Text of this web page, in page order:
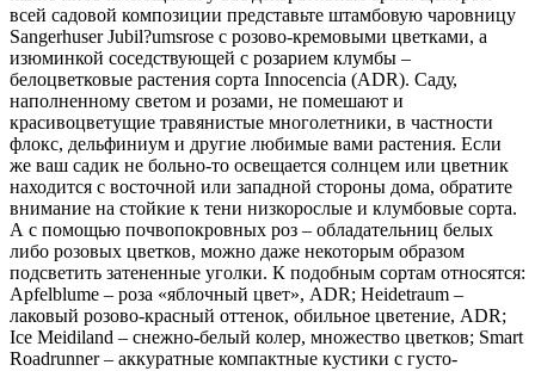
всей садовой композиции представьте штамбовую чаровницу
Sangerhuser Jubil?umsrose с розово-кремовыми цветками, а
изюминкой соседствующей с розарием клумбы –
белоцветковые растения сорта Innocencia (ADR). Саду,
наполненному светом и розами, не помешают и
красивоцветущие травянистые многолетники, в частности
флокс, дельфиниум и другие любимые вами растения. Если
же ваш садик не больно-то освещается солнцем или цветник
находится с восточной или западной стороны дома, обратите
внимание на стойкие к тени низкорослые и клумбовые сорта.
А с помощью почвопокровных роз – обладательниц белых
либо розовых цветков, можно даже некоторым образом
подсветить затененные уголки. К подобным сортам относятся:
Apfelblume – роза «яблочный цвет», ADR; Heidetraum –
лаковый розово-красный оттенок, обильное цветение, ADR;
Ice Meidiland – снежно-белый колер, множество цветков; Smart
Roadrunner – аккуратные компактные кустики с густо-